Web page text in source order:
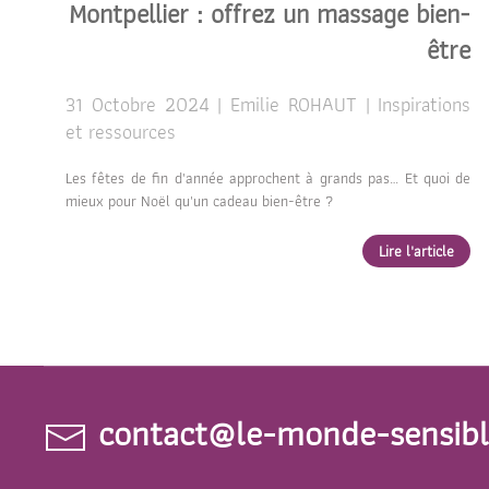
Montpellier : offrez un massage bien-
être
31 Octobre 2024 | Emilie ROHAUT | Inspirations
et ressources
Les fêtes de fin d'année approchent à grands pas… Et quoi de
mieux pour Noël qu'un cadeau bien-être ?
Lire l'article
contact@le-monde-